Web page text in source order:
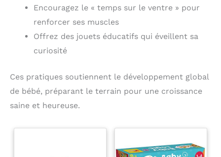
Encouragez le « temps sur le ventre » pour
renforcer ses muscles
Offrez des jouets éducatifs qui éveillent sa
curiosité
Ces pratiques soutiennent le développement global
de bébé, préparant le terrain pour une croissance
saine et heureuse.